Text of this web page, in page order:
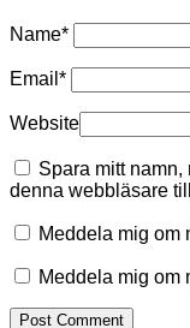
Name*
Email *
Website
Spara mitt
denna webbläsare
Meddela mig om
Meddela mig om